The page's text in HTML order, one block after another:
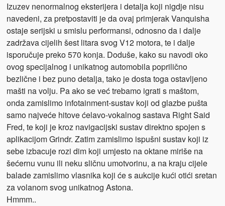
Izuzev nenormalnog eksterijera i detalja koji nigdje nisu
navedeni, za pretpostaviti je da ovaj primjerak Vanquisha
ostaje serijski u smislu performansi, odnosno da i dalje
zadržava cijelih šest litara svog V12 motora, te i dalje
isporučuje preko 570 konja. Doduše, kako su navodi oko
ovog specijalnog i unikatnog automobila poprilično
bezlične i bez puno detalja, tako je dosta toga ostavljeno
mašti na volju. Pa ako se već trebamo igrati s maštom,
onda zamislimo infotainment-sustav koji od glazbe pušta
samo najveće hitove ćelavo-vokalnog sastava Right Said
Fred, te koji je kroz navigacijski sustav direktno spojen s
aplikacijom Grindr. Zatim zamislimo ispušni sustav koji iz
sebe izbacuje rozi dim koji umjesto na oktane miriše na
šećernu vunu ili neku sličnu umotvorinu, a na kraju cijele
balade zamislimo vlasnika koji će s aukcije kući otići sretan
za volanom svog unikatnog Astona.
Hmmm..